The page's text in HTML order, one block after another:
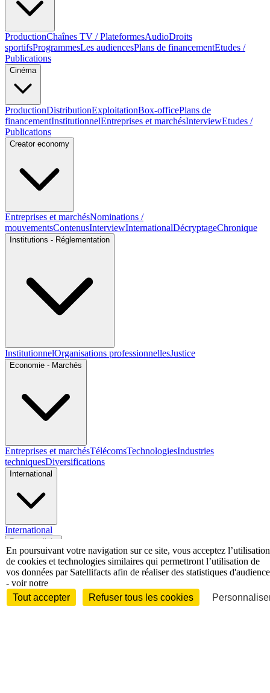
ProductionChaînes TV / PlateformesAudioDroits
sportifsProgrammesLes audiencesPlans de financementEtudes /
Publications
Cinéma
ProductionDistributionExploitationBox-officePlans de
financementInstitutionnelEntreprises et marchésInterviewEtudes /
Publications
Creator economy
Entreprises et marchésNominations /
mouvementsContenusInterviewInternationalDécryptageChronique
Institutions - Réglementation
InstitutionnelOrganisations professionnellesJustice
Economie - Marchés
Entreprises et marchésTélécomsTechnologiesIndustries
techniquesDiversifications
International
International
Personnalités
InterviewBiographies Nominations /
En poursuivant votre navigation sur ce site, vous acceptez l’utilisation
de cookies et technologies similaires qui permettront l’utilisation de
vos données par Satellifacts afin de réaliser des statistiques d'audience
- voir notre
Tout accepter
Refuser tous les cookies